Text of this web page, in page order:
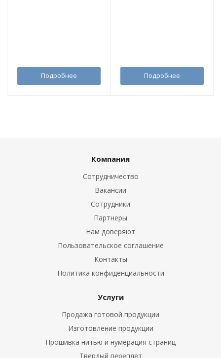
Подробнее Подробнее
Компания
Сотрудничество
Вакансии
Сотрудники
Партнеры
Нам доверяют
Пользовательское соглашение
Контакты
Политика конфиденциальности
Услуги
Продажа готовой продукции
Изготовление продукции
Прошивка нитью и нумерация страниц
Твердый переплет